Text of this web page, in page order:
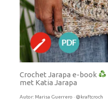
Crochet Jarapa e-book
met Katia Jarapa
Autor: Marisa Guerrero · @kraftcroch